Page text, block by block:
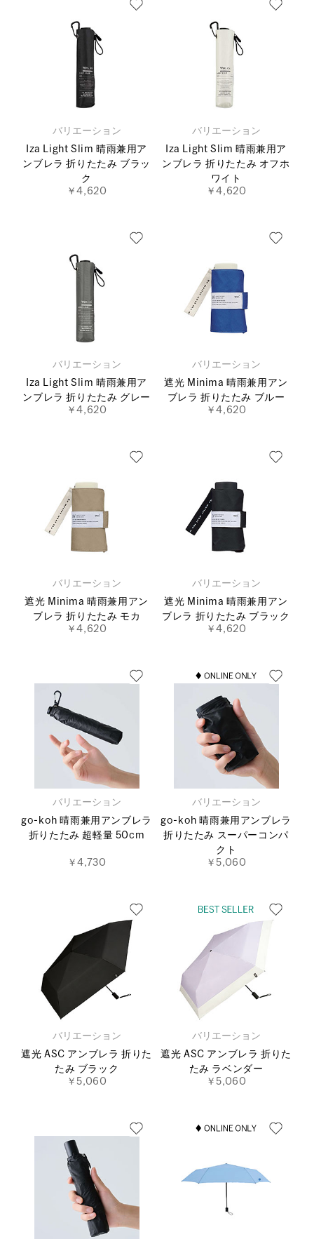
バリエーション
Iza Light Slim 晴雨兼用ア
ンブレラ 折りたたみ ブラッ
ク
￥4,620
バリエーション
Iza Light Slim 晴雨兼用ア
ンブレラ 折りたたみ オフホ
ワイト
￥4,620
バリエーション
Iza Light Slim 晴雨兼用ア
ンブレラ 折りたたみ グレー
￥4,620
バリエーション
遮光 Minima 晴雨兼用アン
ブレラ 折りたたみ ブルー
￥4,620
バリエーション
遮光 Minima 晴雨兼用アン
ブレラ 折りたたみ モカ
￥4,620
バリエーション
遮光 Minima 晴雨兼用アン
ブレラ 折りたたみ ブラック
￥4,620
バリエーション
go-koh 晴雨兼用アンブレラ
折りたたみ 超軽量 50cm
￥4,730
バリエーション
go-koh 晴雨兼用アンブレラ
折りたたみ スーパーコンパ
クト
￥5,060
バリエーション
遮光 ASC アンブレラ 折りた
たみ ブラック
￥5,060
バリエーション
遮光 ASC アンブレラ 折りた
たみ ラベンダー
￥5,060